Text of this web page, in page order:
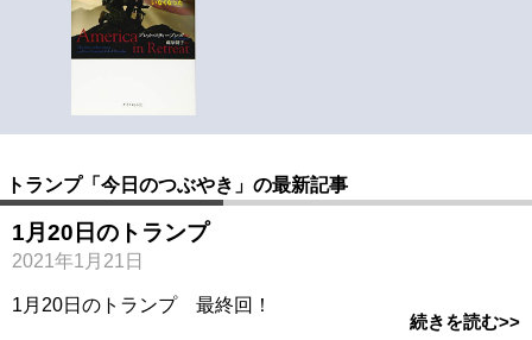
トランプ「今日のつぶやき」の最新記事
1月20日のトランプ
2021年1月21日
1月20日のトランプ 最終回！
続きを読む>>